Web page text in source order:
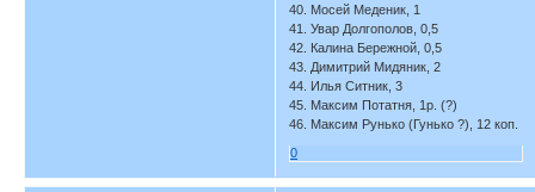
40. Мосей Меденик, 1
41. Увар Долгополов, 0,5
42. Калина Бережной, 0,5
43. Димитрий Мидяник, 2
44. Илья Ситник, 3
45. Максим Потатня, 1р. (?)
46. Максим Рунько (Гунько ?), 12 коп.
0